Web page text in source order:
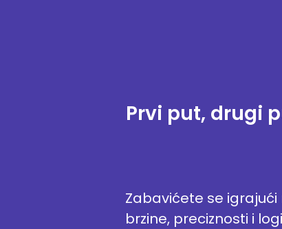
Prvi put, drugi
Zabavićete se
brzine, preciznosti i